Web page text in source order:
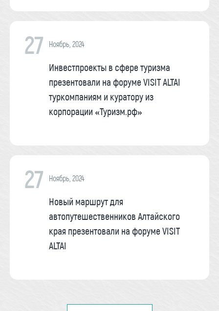
27 Ноябрь, 2024
Инвестпроекты в сфере туризма
презентовали на форуме VISIT ALTAI
туркомпаниям и куратору из
корпорации «Туризм.рф»
27 Ноябрь, 2024
Новый маршрут для
автопутешественников Алтайского
края презентовали на форуме VISIT
ALTAI